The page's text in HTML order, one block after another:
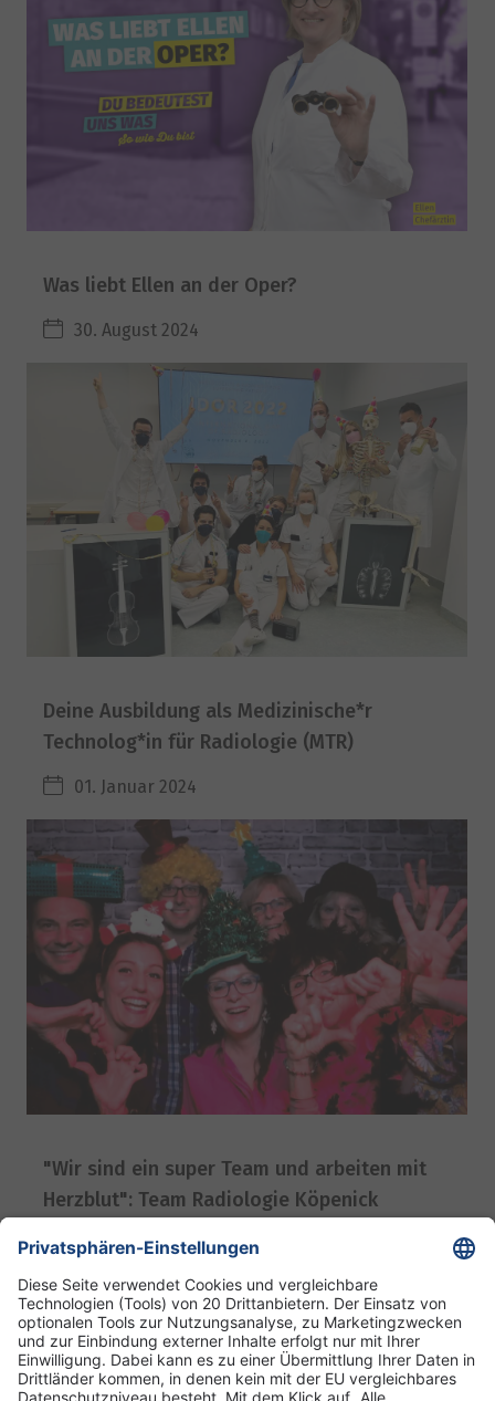
Was liebt Ellen an der Oper?
30. August 2024
Deine Ausbildung als Medizinische*r
Technolog*in für Radiologie (MTR)
01. Januar 2024
"Wir sind ein super Team und arbeiten mit
Herzblut": Team Radiologie Köpenick
28. März 2023